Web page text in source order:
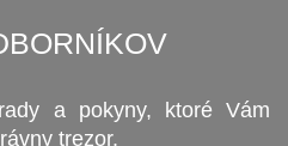
a pokyny, ktoré Vám
trezor.